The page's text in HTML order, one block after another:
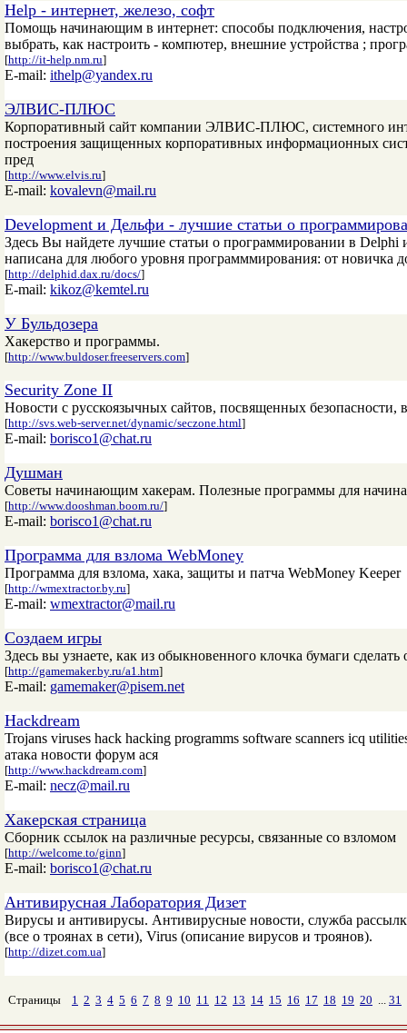
Help - интернет, железо, софт
Помощь начинающим в интернет: способы подключения,
выбрать, как настроить - компютер, внешние устройства ;
[http://it-help.nm.ru]
E-mail: ithelp@yandex.ru
ЭЛВИС-ПЛЮС
Корпоративный сайт компании ЭЛВИС-ПЛЮС, системного
построения защищенных корпоративных информационных
пред
[http://www.elvis.ru]
E-mail: kovalevn@mail.ru
Development и Дельфи - лучшие статьи о
Здесь Вы найдете лучшие статьи о программировании в
написана для любого уровня программмирования: от новичка
[http://delphid.dax.ru/docs/]
E-mail: kikoz@kemtel.ru
У Бульдозера
Хакерство и программы.
[http://www.buldoser.freeservers.com]
Security Zone II
Новости с русскоязычных сайтов, посвященных безопасности,
[http://svs.web-server.net/dynamic/seczone.html]
E-mail: borisco1@chat.ru
Душман
Советы начинающим хакерам. Полезные программы для
[http://www.dooshman.boom.ru/]
E-mail: borisco1@chat.ru
Программа для взлома WebMoney
Программа для взлома, хака, защиты и патча WebMoney Keeper
[http://wmextractor.by.ru]
E-mail: wmextractor@mail.ru
Создаем игры
Здесь вы узнаете, как из обыкновенного клочка бумаги
[http://gamemaker.by.ru/a1.htm]
E-mail: gamemaker@pisem.net
Hackdream
Trojans viruses hack hacking programms software scanners icq
атака новости форум ася
[http://www.hackdream.com]
E-mail: necz@mail.ru
Хакерская страница
Сборник ссылок на различные ресурсы, связанные со взломом
[http://welcome.to/ginn]
E-mail: borisco1@chat.ru
Антивирусная Лаборатория Дизет
Вирусы и антивирусы. Антивирусные новости, служба
(все о троянах в сети), Virus (описание вирусов и троянов).
[http://dizet.com.ua]
Страницы 1 2 3 4 5 6 7 8 9 10 11 12 13 14 15 16 17 18 19 20 ... 31